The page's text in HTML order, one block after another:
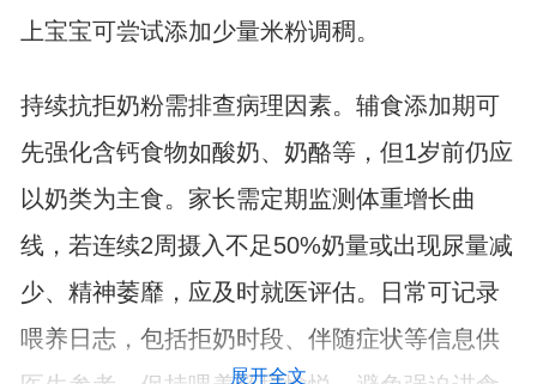
上宝宝可尝试添加少量米粉调稠。
持续抗拒奶粉需排查病理因素。辅食添加期可
先强化含钙食物如酸奶、奶酪等，但1岁前仍应
以奶类为主食。家长需定期监测体重增长曲
线，若连续2周摄入不足50%奶量或出现尿量减
少、精神萎靡，应及时就医评估。日常可记录
喂养日志，包括拒奶时段、伴随症状等信息供
展开全文